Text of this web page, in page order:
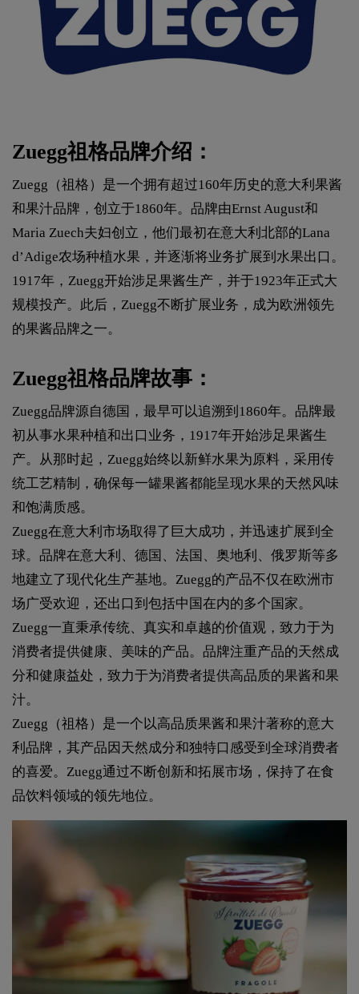
Zuegg祖格品牌介绍：
Zuegg（祖格）是一个拥有超过160年历史的意大利果酱
和果汁品牌，创立于1860年。品牌由Ernst August和
Maria Zuech夫妇创立，他们最初在意大利北部的Lana
d’Adige农场种植水果，并逐渐将业务扩展到水果出口。
1917年，Zuegg开始涉足果酱生产，并于1923年正式大
规模投产。此后，Zuegg不断扩展业务，成为欧洲领先
的果酱品牌之一。
Zuegg祖格品牌故事：
Zuegg品牌源自德国，最早可以追溯到1860年。品牌最
初从事水果种植和出口业务，1917年开始涉足果酱生
产。从那时起，Zuegg始终以新鲜水果为原料，采用传
统工艺精制，确保每一罐果酱都能呈现水果的天然风味
和饱满质感。
Zuegg在意大利市场取得了巨大成功，并迅速扩展到全
球。品牌在意大利、德国、法国、奥地利、俄罗斯等多
地建立了现代化生产基地。Zuegg的产品不仅在欧洲市
场广受欢迎，还出口到包括中国在内的多个国家。
Zuegg一直秉承传统、真实和卓越的价值观，致力于为
消费者提供健康、美味的产品。品牌注重产品的天然成
分和健康益处，致力于为消费者提供高品质的果酱和果
汁。
Zuegg（祖格）是一个以高品质果酱和果汁著称的意大
利品牌，其产品因天然成分和独特口感受到全球消费者
的喜爱。Zuegg通过不断创新和拓展市场，保持了在食
品饮料领域的领先地位。